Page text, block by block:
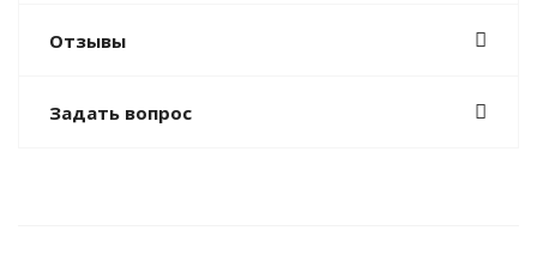
Отзывы
Задать вопрос